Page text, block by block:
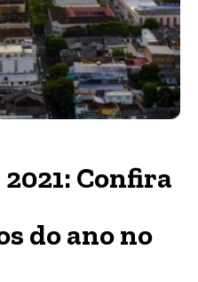
Confira
do ano no